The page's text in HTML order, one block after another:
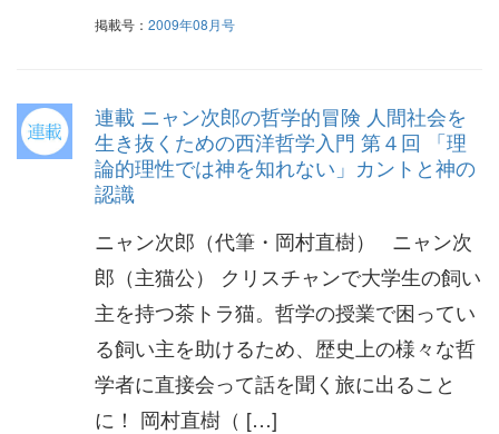
掲載号： 2009年08月号
連載 ニャン次郎の哲学的冒険 人間社会を
生き抜くための西洋哲学入門 第４回 「理
論的理性では神を知れない」カントと神の
認識
ニャン次郎（代筆・岡村直樹） ニャン次
郎（主猫公） クリスチャンで大学生の飼い
主を持つ茶トラ猫。哲学の授業で困ってい
る飼い主を助けるため、歴史上の様々な哲
学者に直接会って話を聞く旅に出ること
に！ 岡村直樹（ […]